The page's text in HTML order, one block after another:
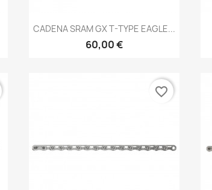
Vista rápida
CADENA SRAM GX T-TYPE EAGLE...
60,00 €
favorite_border